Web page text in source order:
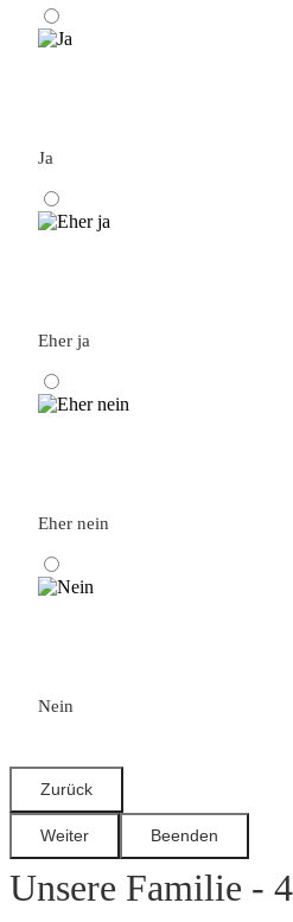
Ja
Eher ja
Eher nein
Nein
Unsere Familie -